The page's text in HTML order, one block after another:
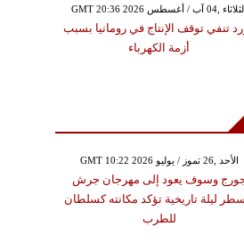
GMT 20:36 2026 الثلاثاء ,04 آب / أغسطس
تنفي توقف الإنتاج في رومانيا بسبب
أزمة الكهرباء
GMT 10:22 2026 الأحد ,26 تموز / يوليو
وسوف يعود إلى مهرجان جرش
ليلة تاريخية تؤكد مكانته كسلطان
للطرب